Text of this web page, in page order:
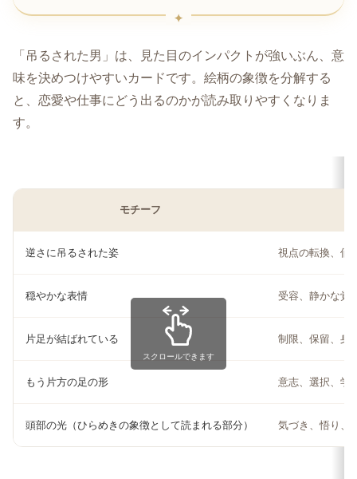
「吊るされた男」は、見た目のインパクトが強いぶん、意
味を決めつけやすいカードです。絵柄の象徴を分解する
と、恋愛や仕事にどう出るのかが読み取りやすくなりま
す。
モチーフ
逆さに吊るされた姿 視点の転換、価
穏やかな表情 受容、静かな覚
片足が結ばれている 制限、保留、身
もう片方の足の形 意志、選択、学
頭部の光（ひらめきの象徴として読まれる部分） 気づき、悟り、
スクロールできます